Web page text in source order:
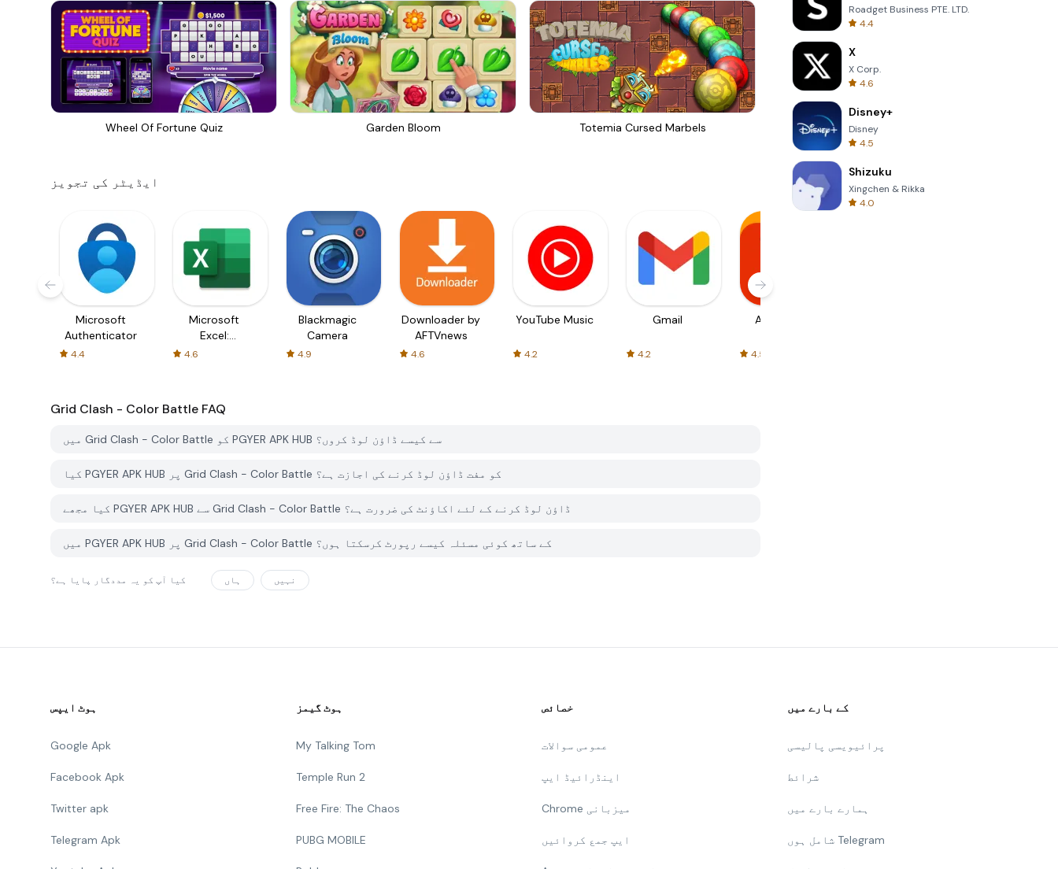
Wheel Of Fortune Quiz Garden Bloom Totemia Cursed Marbels Cut The Rope
ایڈیٹر کی تجویز
Microsoft
Authenticator
4.4
Microsoft
Excel:
Spreadsheets
4.6
Blackmagic
Camera
4.9
Downloader by
AFTVnews
4.6
YouTube Music
4.2
Gmail
4.2
AliExpress
4.5
Grid Clash - Color Battle FAQ
میں Grid Clash - Color Battle کو PGYER APK HUB سے کیسے ڈاؤن لوڈ کروں؟
کیا PGYER APK HUB پر Grid Clash - Color Battle کو مفت ڈاؤن لوڈ کرنے کی اجازت ہے؟
کیا مجھے PGYER APK HUB سے Grid Clash - Color Battle ڈاؤن لوڈ کرنے کے لئے اکاؤنٹ کی ضرورت ہے؟
میں PGYER APK HUB پر Grid Clash - Color Battle کے ساتھ کوئی مسئلہ کیسے رپورٹ کرسکتا ہوں؟
کیا آپ کو یہ مددگار پایا ہے؟ ہاں نہیں
Roadget Business PTE. LTD.
4.4
X
X Corp.
4.6
Disney+
Disney
4.5
Shizuku
Xingchen & Rikka
4.0
ہوٹ ایپس
Google Apk
Facebook Apk
Twitter apk
Telegram Apk
ہوٹ گیمز
My Talking Tom
Temple Run 2
Free Fire: The Chaos
PUBG MOBILE
خصائص
عمومی سوالات
اینڈرائیڈ ایپ
Chrome میزبانی
ایپ جمع کروائیں
کے بارے میں
پرائیویسی پالیسی
شرائط
ہمارے بارے میں
شامل ہوں Telegram